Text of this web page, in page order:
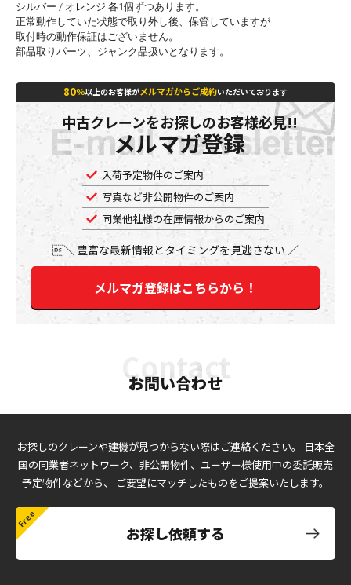
シルバー / オレンジ 各1個ずつあります。
正常動作していた状態で取り外し後、保管していますが
取付時の動作保証はございません。
部品取りパーツ、ジャンク品扱いとなります。
80％以上のお客様がメルマガからご成約いただいております
中古クレーンをお探しのお客様必見!!
メルマガ登録
入荷予定物件のご案内
写真など非公開物件のご案内
同業他社様の在庫情報からのご案内
豊富な最新情報とタイミングを見逃さない
メルマガ登録はこちらから！
お問い合わせ
お探しのクレーンや建機が見つからない際はご連絡ください。
日本全
国の同業者ネットワーク、非公開物件、ユーザー様使用中の委託販売
予定物件などから、
ご要望にマッチしたものをご提案いたします。
お探し依頼する